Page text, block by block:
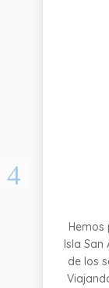
Hemos
Isla
de los